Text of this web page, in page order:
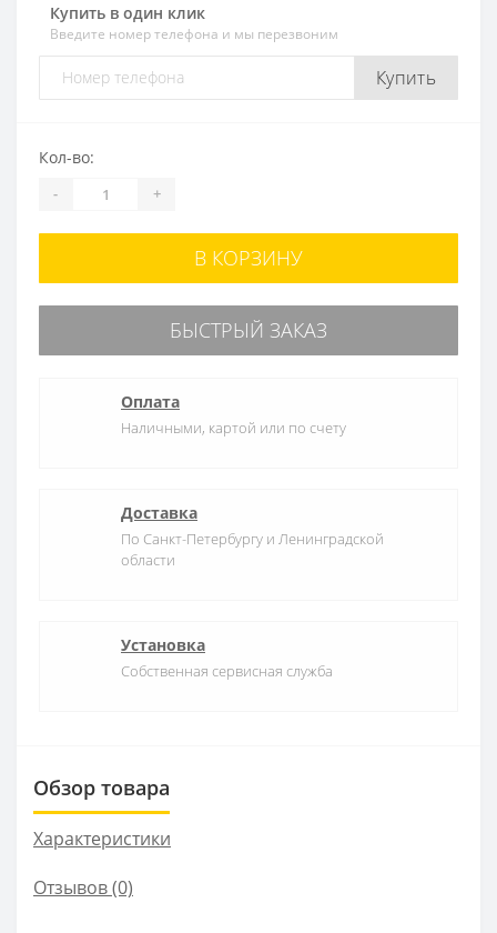
Купить в один клик
Введите номер телефона и мы перезвоним
Купить
Кол-во:
- +
В КОРЗИНУ
БЫСТРЫЙ ЗАКАЗ
Оплата
Наличными, картой или по счету
Доставка
По Санкт-Петербургу и Ленинградской
области
Установка
Собственная сервисная служба
Обзор товара
Характеристики
Отзывов (0)